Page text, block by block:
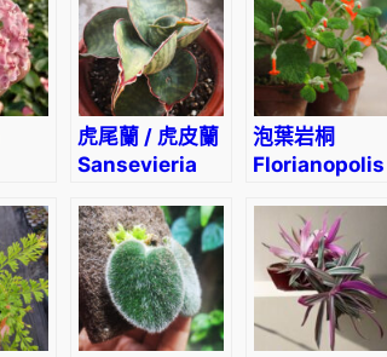
虎尾蘭 / 虎皮蘭
Sansevieria
Dwarf Plant
泡葉岩桐
Florianopolis
bullata)